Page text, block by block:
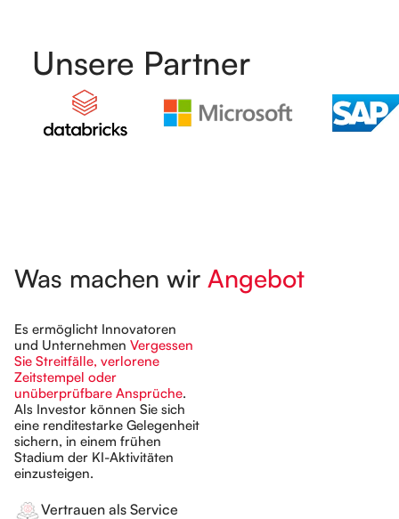
Unsere Partner
Was machen wir Angebot
Es ermöglicht Innovatoren
und Unternehmen Vergessen
Sie Streitfälle, verlorene
Zeitstempel oder
unüberprüfbare Ansprüche.
Als Investor können Sie sich
eine renditestarke Gelegenheit
sichern, in einem frühen
Stadium der KI-Aktivitäten
einzusteigen.
Vertrauen als Service